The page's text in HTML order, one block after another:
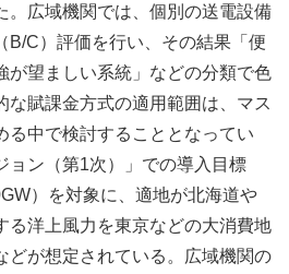
。広域機関では、個別の送電設備
B/C）評価を行い、その結果「便
が望ましい系統」などの分類で色
な賦課金方式の適用範囲は、マス
る中で検討することとなってい
ョン（第1次）」での導入目標
）を対象に、適地が北海道や
る洋上風力を東京などの大消費地
どが想定されている。広域機関の